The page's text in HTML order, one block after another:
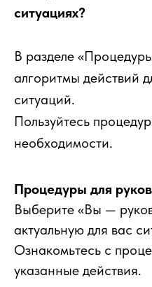
ситуациях?
В разделе
алгоритмы действий
ситуаций.
Пользуйтесь
необходимости.
Процедуры для
Выберите «Вы —
актуальную для вас
Ознакомьтесь с
указанные действия.